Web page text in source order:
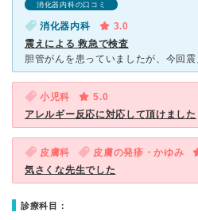
消化器内科の口コミ
消化器内科
3.0
震えによる 救急で検査
小児科
5.0
アレルギー反応に対応して頂けました
皮膚科 皮膚の発疹・かゆみ
気さくな先生でした
診療科目：